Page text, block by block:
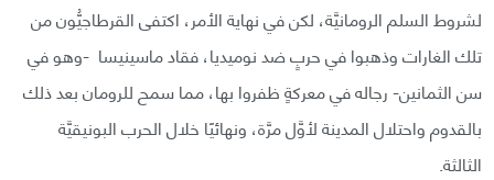
لشروط السلم الرومانيَّة، لكن في نهاية الأمر، اكتفى القرطاجيُّون من
تلك الغارات وذهبوا في حربٍ ضد نوميديا، فقاد ماسينيسا -وهو في
سن الثمانين- رجاله في معركةٍ ظفروا بها، مما سمح للرومان بعد ذلك
بالقدوم واحتلال المدينة لأوَّل مرَّة، ونهائيًا خلال الحرب البونيقيَّة
الثالثة.